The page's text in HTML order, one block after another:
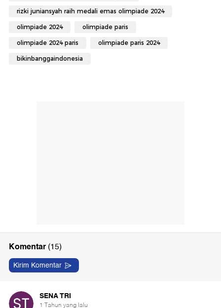
rizki juniansyah raih medali emas olimpiade 2024
olimpiade 2024 olimpiade paris
olimpiade 2024 paris olimpiade paris 2024
bikinbanggaindonesia